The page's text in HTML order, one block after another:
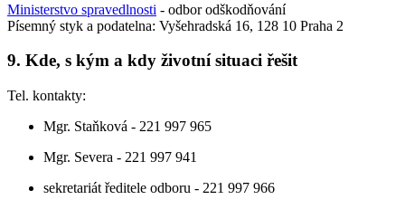
Ministerstvo spravedlnosti - odbor odškodňování
Písemný styk a podatelna: Vyšehradská 16, 128 10 Praha 2
9. Kde, s kým a kdy životní situaci řešit
Tel. kontakty:
Mgr. Staňková - 221 997 965
Mgr. Severa - 221 997 941
sekretariát ředitele odboru - 221 997 966